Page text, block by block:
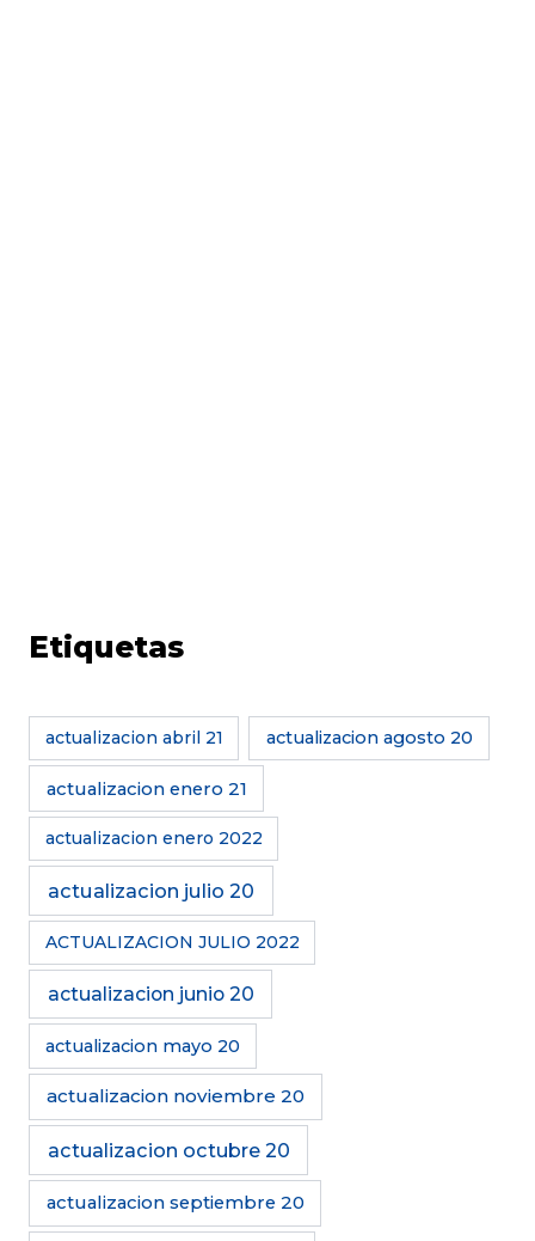
Etiquetas
actualizacion abril 21 actualizacion agosto 20
actualizacion enero 21
actualizacion enero 2022
actualizacion julio 20
ACTUALIZACION JULIO 2022
actualizacion junio 20
actualizacion mayo 20
actualizacion noviembre 20
actualizacion octubre 20
actualizacion septiembre 20